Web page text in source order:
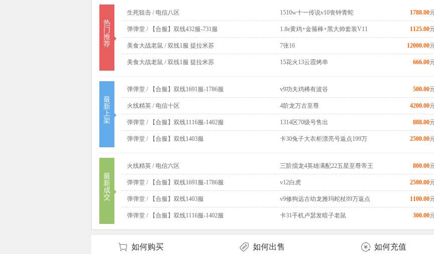
热
门
推
荐
生死狙击 / 电信八区 1510w十一传说v10丧钟青蛇 1788.00
弹弹堂 / 【合服】双线432服-731服 1.8e黄鸡+金箍棒+黑大帅套装V11 1125.00
美食大战老鼠 / 双线1服 提拉米苏 7张16 12000.00
美食大战老鼠 / 双线1服 提拉米苏 15花火13云霞烤串 666.00
最
新
上
架
弹弹堂 / 【合服】双线1691服-1786服 v9功夫鸡稀有波谷 500.00
火线精英 / 电信十区 4阶龙万古至尊 4200.00
弹弹堂 / 【合服】双线1116服-1402服 1314区70级号售出 888.00
弹弹堂 / 【合服】双线1403服 卡30兔子大衣柜漂亮号返点199万 2500.00
最
新
成
交
火线精英 / 电信六区 三阶擂龙4英雄满配22五星至尊帝王 800.00
弹弹堂 / 【合服】双线1691服-1786服 v12白虎 2500.00
弹弹堂 / 【合服】双线1403服 v9修狗远古幼龙雅玛蛇杖89万返点 1100.00
弹弹堂 / 【合服】双线1116服-1402服 卡31手机卢瑟发暗子老鼠 300.00
如何购买 如何出售 如何充值